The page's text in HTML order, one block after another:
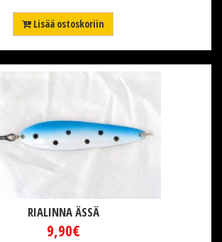
Lisää ostoskoriin
RIALINNA ÄSSÄ
9,90€